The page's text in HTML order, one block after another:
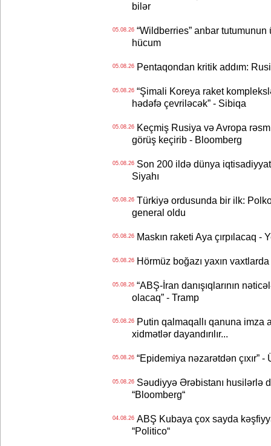
bilər
05.08.26“Wildberries” anbar tutumunun
hücum
05.08.26Pentaqondan kritik addım:
05.08.26“Şimali Koreya raket
hədəfə çevriləcək” - Sibiqa
05.08.26Keçmiş Rusiya və Avropa
görüş keçirib - Bloomberg
05.08.26Son 200 ildə dünya
Siyahı
05.08.26Türkiyə ordusunda bir ilk:
general oldu
05.08.26Maskın raketi Aya çırpılacaq -
05.08.26Hörmüz boğazı yaxın
05.08.26“ABŞ-İran danışıqlarının
olacaq” - Tramp
05.08.26Putin qalmaqallı qanuna imza
xidmətlər dayandırılır...
05.08.26“Epidemiya nəzarətdən çıxır” -
05.08.26Səudiyyə Ərəbistanı husilərlə
“Bloomberg“
04.08.26ABŞ Kubaya çox sayda
“Politico“